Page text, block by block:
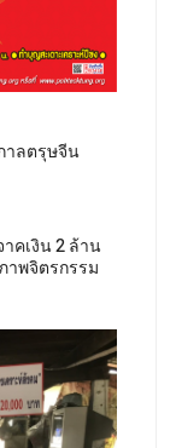
าลตรุษจีน
คเงิน 2 ล้าน
าพจิตรกรรม